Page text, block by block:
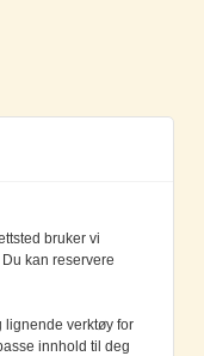
bruker vi
kan reservere
lignende verktøy for
innhold til deg